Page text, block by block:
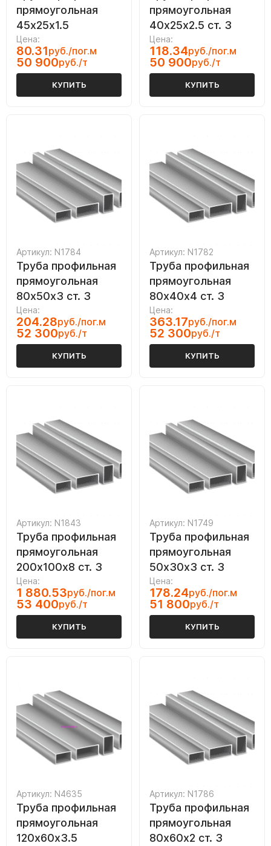
прямоугольная
45х25х1.5
Цена:
80.31руб./пог.м
50 900руб./т
КУПИТЬ
прямоугольная
40х25х2.5 ст. 3
Цена:
118.34руб./пог.м
50 900руб./т
КУПИТЬ
Артикул: N1784
Труба профильная
прямоугольная
80х50х3 ст. 3
Цена:
204.28руб./пог.м
52 300руб./т
КУПИТЬ
Артикул: N1782
Труба профильная
прямоугольная
80х40х4 ст. 3
Цена:
363.17руб./пог.м
52 300руб./т
КУПИТЬ
Артикул: N1843
Труба профильная
прямоугольная
200х100х8 ст. 3
Цена:
1 880.53руб./пог.м
53 400руб./т
КУПИТЬ
Артикул: N1749
Труба профильная
прямоугольная
50х30х3 ст. 3
Цена:
178.24руб./пог.м
51 800руб./т
КУПИТЬ
Артикул: N4635
Труба профильная
прямоугольная
120х60х3.5
Артикул: N1786
Труба профильная
прямоугольная
80х60х2 ст. 3